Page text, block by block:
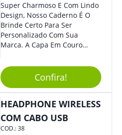
Super Charmoso E Com Lindo
Design, Nosso Caderno É O
Brinde Certo Para Ser
Personalizado Com Sua
Marca. A Capa Em Couro
Elástico Permite Maior
Segurança Ao Carregá-Lo.
Ofereça A Seus Clientes E
Colaboradores, Sem Dúvidas
Eles Irão Adorar.
Confira!
HEADPHONE WIRELESS
COM CABO USB
COD.:38